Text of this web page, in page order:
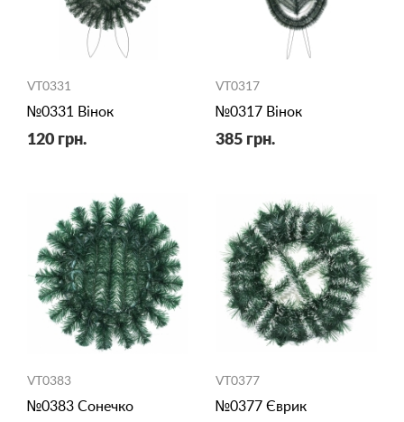
VT0331
№0331 Вінок
120 грн.
VT0317
№0317 Вінок
385 грн.
VT0383
№0383 Сонечко
VT0377
№0377 Єврик